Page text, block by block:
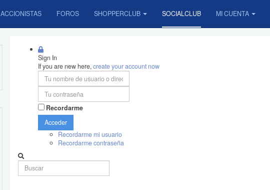
ACCIONISTAS FOROS SHOPPERCLUB SOCIALCLUB MI CUENTA
Sign In
If you are new here,create your account now
Recordarme
Acceder
Recordarme mi usuario
Recordarme contraseña